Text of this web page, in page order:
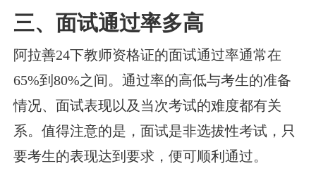
三、面试通过率多高
阿拉善24下教师资格证的面试通过率通常在
65%到80%之间。通过率的高低与考生的准备
情况、面试表现以及当次考试的难度都有关
系。值得注意的是，面试是非选拔性考试，只
要考生的表现达到要求，便可顺利通过。